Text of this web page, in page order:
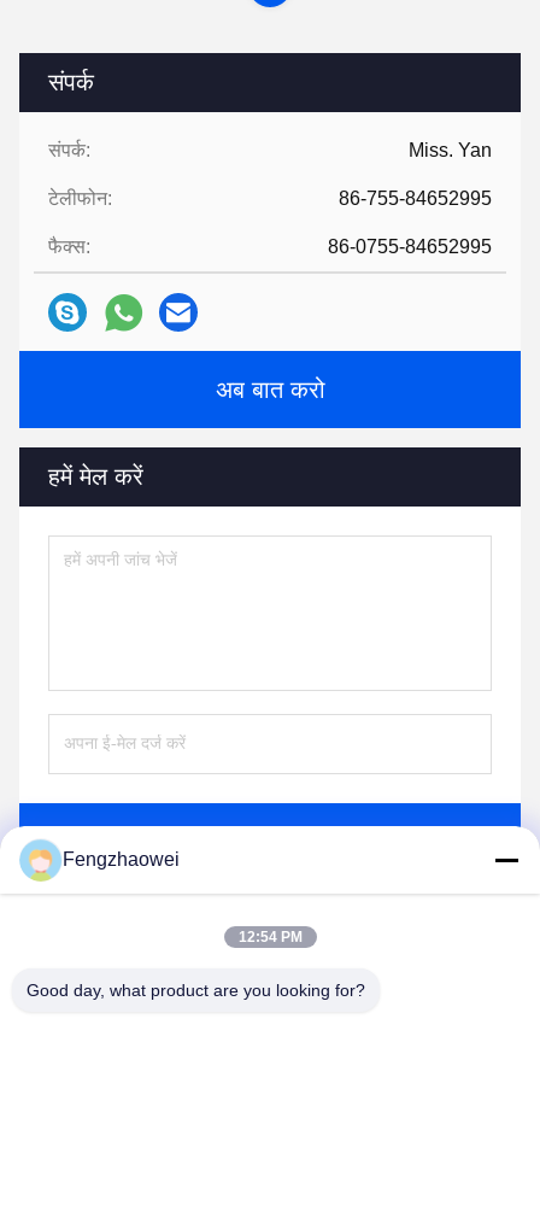
संपर्क
संपर्क: Miss. Yan
टेलीफोन: 86-755-84652995
फैक्स: 86-0755-84652995
अब बात करो
हमें मेल करें
Fengzhaowei
12:54 PM
Good day, what product are you looking for?